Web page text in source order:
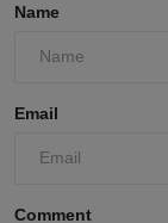
Name
Email
Comment